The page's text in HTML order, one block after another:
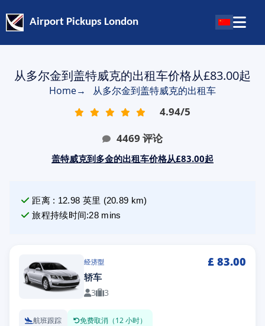
Airport Pickups London
从多尔金到盖特威克的出租车价格从£83.00起
Home→ 从多尔金到盖特威克的出租车
4.94/5
4469 评论
盖特威克到多金的出租车价格从£83.00起
距离: 12.98 英里 (20.89 km)
旅程持续时间:28 mins
经济型 £ 83.00
轿车
3 3
航班跟踪 免费取消（12 小时）